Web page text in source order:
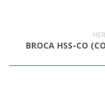
BROCA HSS-CO